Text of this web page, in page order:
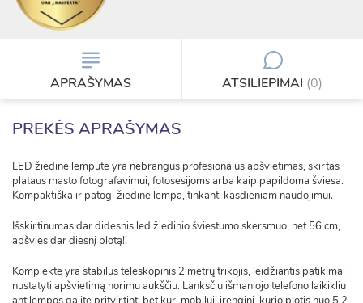
APRAŠYMAS ATSILIEPIMAI (0)
PREKĖS APRAŠYMAS
LED žiedinė lemputė yra nebrangus profesionalus apšvietimas, skirtas
plataus masto fotografavimui, fotosesijoms arba kaip papildoma šviesa.
Kompaktiška ir patogi žiedinė lempa, tinkanti kasdieniam naudojimui.
Išskirtinumas dar didesnis led žiedinio šviestumo skersmuo, net 56 cm,
apšvies dar diesnį plotą!!
Komplekte yra stabilus teleskopinis 2 metrų trikojis, leidžiantis patikimai
nustatyti apšvietimą norimu aukščiu. Lanksčiu išmaniojo telefono laikikliu